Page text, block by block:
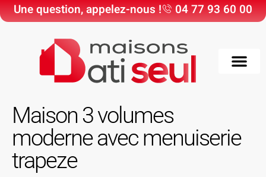
Une question, appelez-nous ! 04 77 93 60 00
Maison 3 volumes
moderne avec menuiserie
trapeze